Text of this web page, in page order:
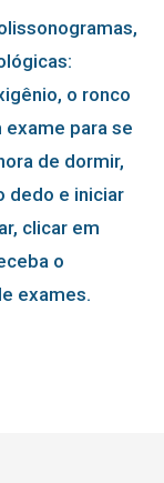
o ronco
exame para se
de dormir,
dedo e iniciar
clicar em
o
exames.